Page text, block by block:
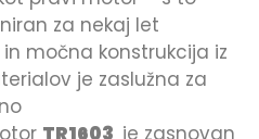
za nekaj let
močna konstrukcija iz
je zaslužna za